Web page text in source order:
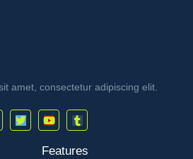
amet, consectetur adipiscing elit.
Features